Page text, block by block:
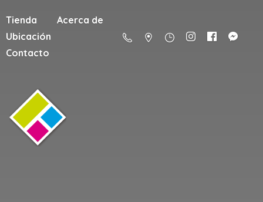
Tienda
Acerca de
Ubicación
Contacto